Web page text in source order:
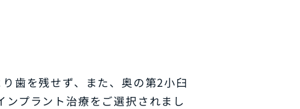
歯を残せず、また、奥の第2小臼
プラント治療をご選択されまし